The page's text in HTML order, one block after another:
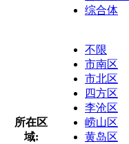
综合体
所在区
域:
不限
市南区
市北区
四方区
李沧区
崂山区
黄岛区